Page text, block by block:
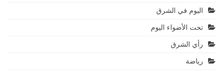
اليوم في الشرق
تحت الأضواء اليوم
رأي الشرق
رياضة